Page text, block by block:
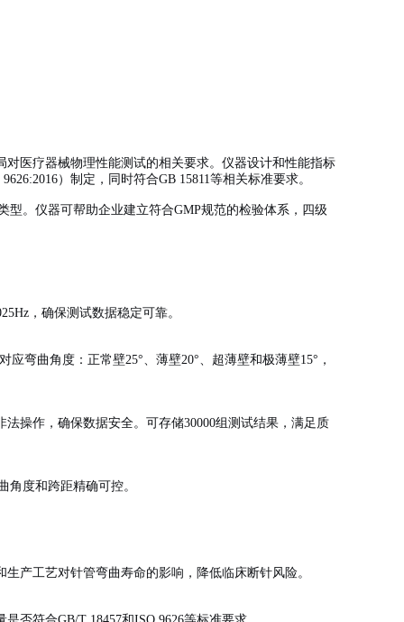
医疗器械物理性能测试的相关要求。仪器设计和性能指标
）制定，同时符合GB 15811等相关标准要求。
型。仪器可帮助企业建立符合GMP规范的检验体系，四级
，确保测试数据稳定可靠。
弯曲角度：正常壁25°、薄壁20°、超薄壁和极薄壁15°，
操作，确保数据安全。可存储30000组测试结果，满足质
角度和跨距精确可控。
产工艺对针管弯曲寿命的影响，降低临床断针风险。